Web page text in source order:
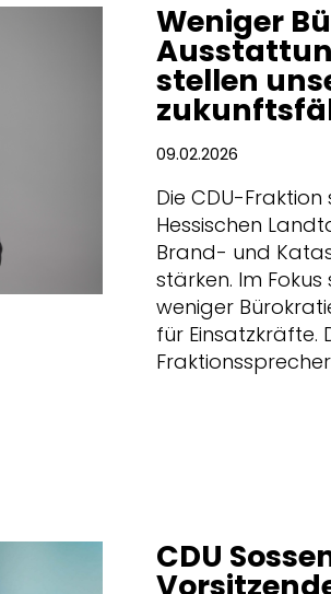
Weniger
stellen
09.02.2026
Die CDU-
Hessischen
Brand- und
stärken. Im
weniger
für Einsatzkräfte.
CDU